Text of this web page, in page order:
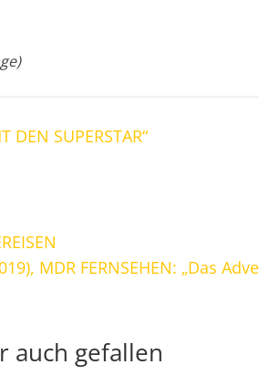
DEN SUPERSTAR“
MDR FERNSEHEN: „Das
auch gefallen